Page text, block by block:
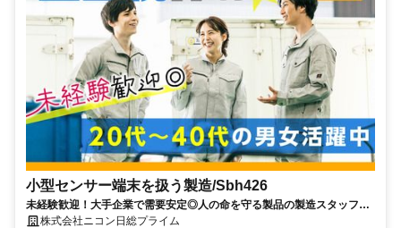
小型センサー端末を扱う製造/Sbh426
未経験歓迎！大手企業で需要安定◎人の命を守る製品の製造スタッフ★
土日祝休み◎冷暖房完備の快適環境♪
株式会社ニコン日総プライム